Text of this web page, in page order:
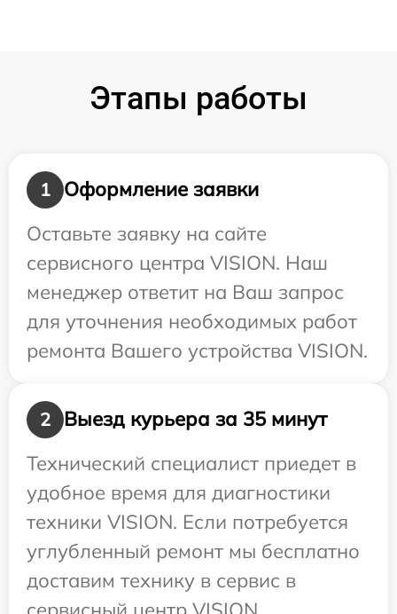
Этапы работы
1
Оформление заявки
Оставьте заявку на сайте
сервисного центра VISION. Наш
менеджер ответит на Ваш запрос
для уточнения необходимых работ
ремонта Вашего устройства VISION.
2
Выезд курьера за 35 минут
Технический специалист приедет в
удобное время для диагностики
техники VISION. Если потребуется
углубленный ремонт мы бесплатно
доставим технику в сервис в